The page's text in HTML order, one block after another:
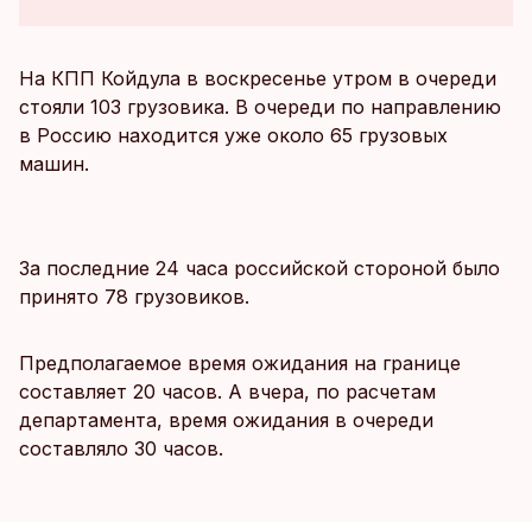
На КПП Койдула в воскресенье утром в очереди
стояли 103 грузовика. В очереди по направлению
в Россию находится уже около 65 грузовых
машин.
За последние 24 часа российской стороной было
принято 78 грузовиков.
Предполагаемое время ожидания на границе
составляет 20 часов. А вчера, по расчетам
департамента, время ожидания в очереди
составляло 30 часов.